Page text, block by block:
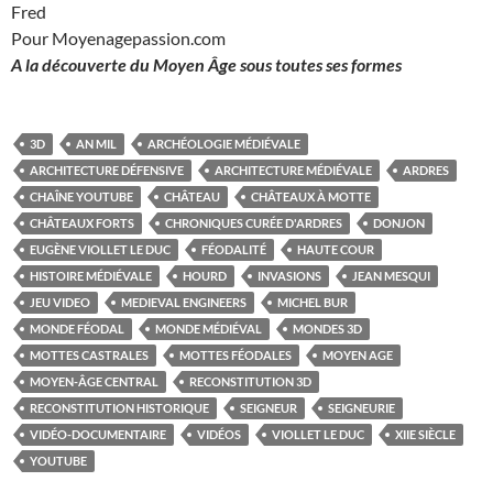
Fred
Pour Moyenagepassion.com
A la découverte du Moyen Âge sous toutes ses formes
3D AN MIL
ARCHÉOLOGIE MÉDIÉVALE
ARCHITECTURE DÉFENSIVE
ARCHITECTURE MÉDIÉVALE
ARDRES
CHAÎNE YOUTUBE
CHÂTEAU
CHÂTEAUX À MOTTE
CHÂTEAUX FORTS
CHRONIQUES CURÉE D'ARDRES
DONJON
EUGÈNE VIOLLET LE DUC
FÉODALITÉ
HAUTE COUR
HISTOIRE MÉDIÉVALE
HOURD INVASIONS
JEAN MESQUI
JEU VIDEO
MEDIEVAL ENGINEERS
MICHEL BUR
MONDE FÉODAL
MONDE MÉDIÉVAL
MONDES 3D
MOTTES CASTRALES
MOTTES FÉODALES
MOYEN AGE
MOYEN-ÂGE CENTRAL
RECONSTITUTION 3D
RECONSTITUTION HISTORIQUE
SEIGNEUR
SEIGNEURIE
VIDÉO-DOCUMENTAIRE
VIDÉOS VIOLLET LE DUC
XIIE SIÈCLE
YOUTUBE